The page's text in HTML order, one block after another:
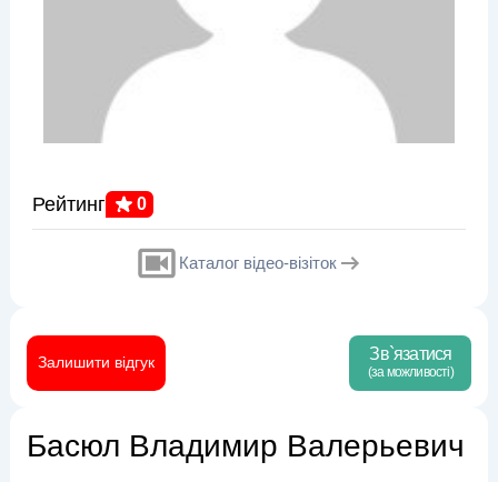
Рейтинг 0
Каталог відео-візіток
Залишити відгук Зв`язатися
(за можливості)
Басюл Владимир Валерьевич